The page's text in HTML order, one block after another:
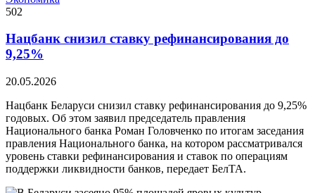
502
Нацбанк снизил ставку рефинансирования до
9,25%
20.05.2026
Нацбанк Беларуси снизил ставку рефинансирования до 9,25%
годовых. Об этом заявил председатель правления
Национального банка Роман Головченко по итогам заседания
правления Национального банка, на котором рассматривался
уровень ставки рефинансирования и ставок по операциям
поддержки ликвидности банков, передает БелТА.